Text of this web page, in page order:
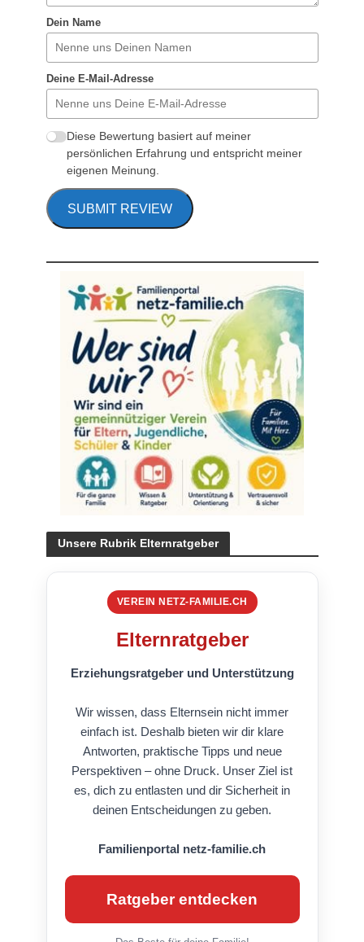
Dein Name
Deine E-Mail-Adresse
Diese Bewertung basiert auf meiner
persönlichen Erfahrung und entspricht meiner
eigenen Meinung.
SUBMIT REVIEW
Unsere Rubrik Elternratgeber
VEREIN NETZ-FAMILIE.CH
Elternratgeber
Erziehungsratgeber und Unterstützung
Wir wissen, dass Elternsein nicht immer
einfach ist. Deshalb bieten wir dir klare
Antworten, praktische Tipps und neue
Perspektiven – ohne Druck. Unser Ziel ist
es, dich zu entlasten und dir Sicherheit in
deinen Entscheidungen zu geben.
Familienportal netz-familie.ch
Ratgeber entdecken